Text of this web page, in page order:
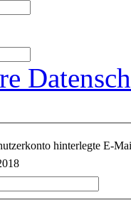
hinterlegte E-